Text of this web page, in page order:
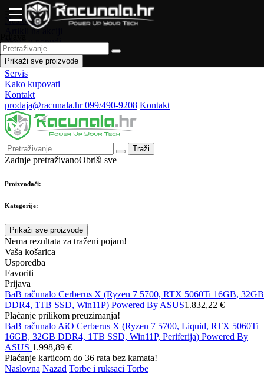
Naslovna
Artikli na akciji
Novo u ponudi
Česta pitanja
Forum
Servis
Kako kupovati
Kontakt
prodaja@racunala.hr099/490-9208 Kontakt
Traži
Zadnje pretraživanoObriši sve
Proizvođači:
Kategorije:
Prikaži sve proizvode
Nema rezultata za traženi pojam!
Vaša košarica
Usporedba
Favoriti
Prijava
Prikaži sve proizvode
BaB računalo Cerberus X (Ryzen 7 5700, RTX 5060Ti 16GB, 32GB
DDR4, 1TB SSD, Win11P) Powered By ASUS1.832,22 €
Plaćanje prilikom preuzimanja!
BaB računalo AiO Cerberus X (Ryzen 7 5700, Liquid, RTX 5060Ti
16GB, 32GB DDR4, 1TB SSD, Win11P, Periferija) Powered By
ASUS 1.998,89 €
Plaćanje karticom do 36 rata bez kamata!
Naslovna Nazad Torbe i ruksaci Torbe